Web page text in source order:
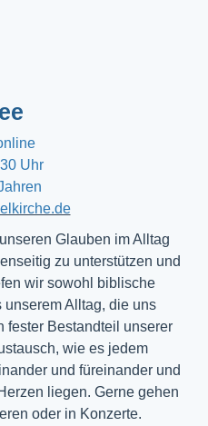
Uhr
Glauben im Alltag
zu unterstützen und
wir sowohl biblische
unserem Alltag, die uns
fester Bestandteil unserer
wie es jedem
und füreinander und
liegen. Gerne gehen
oder in Konzerte.